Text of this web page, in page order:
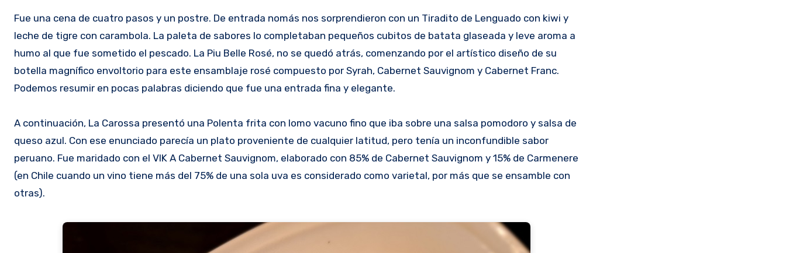
Fue una cena de cuatro pasos y un postre. De entrada nomás nos sorprendieron con un Tiradito de Lenguado con kiwi y
leche de tigre con carambola. La paleta de sabores lo completaban pequeños cubitos de batata glaseada y leve aroma a
humo al que fue sometido el pescado. La Piu Belle Rosé, no se quedó atrás, comenzando por el artístico diseño de su
botella magnífico envoltorio para este ensamblaje rosé compuesto por Syrah, Cabernet Sauvignom y Cabernet Franc.
Podemos resumir en pocas palabras diciendo que fue una entrada fina y elegante.
A continuación, La Carossa presentó una Polenta frita con lomo vacuno fino que iba sobre una salsa pomodoro y salsa de
queso azul. Con ese enunciado parecía un plato proveniente de cualquier latitud, pero tenía un inconfundible sabor
peruano. Fue maridado con el VIK A Cabernet Sauvignom, elaborado con 85% de Cabernet Sauvignom y 15% de Carmenere
(en Chile cuando un vino tiene más del 75% de una sola uva es considerado como varietal, por más que se ensamble con
otras).